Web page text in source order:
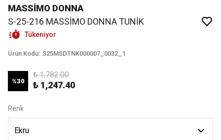
MASSİMO DONNA
S-25-216 MASSİMO DONNA TUNİK
Tükeniyor
Ürün Kodu: S25MSDTNK000007_0032_1
%30
₺ 1,782.00
₺ 1,247.40
Renk